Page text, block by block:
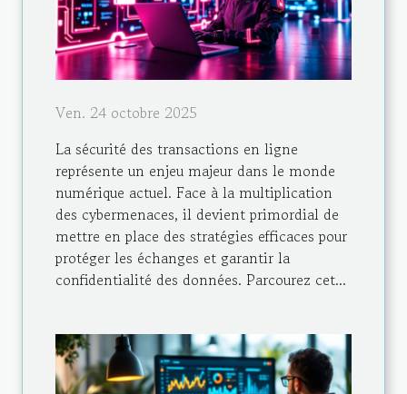
Ven. 24 octobre 2025
La sécurité des transactions en ligne
représente un enjeu majeur dans le monde
numérique actuel. Face à la multiplication
des cybermenaces, il devient primordial de
mettre en place des stratégies efficaces pour
protéger les échanges et garantir la
confidentialité des données. Parcourez cet...